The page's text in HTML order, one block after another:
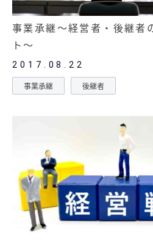
経営セミナー
事業承継～経営者・後継者
ト～
2017.08.22
事業承継 後継者